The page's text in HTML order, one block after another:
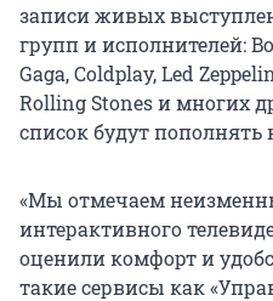
записи живых
групп и исполнителей:
Gaga, Coldplay, Led
Rolling Stones и многих
список будут
«Мы отмечаем
интерактивного
оценили комфорт и
такие сервисы как